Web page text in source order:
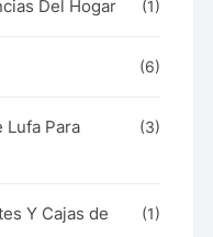
Del Hogar (1)
(6)
Lufa Para
(3)
Y Cajas de
(1)